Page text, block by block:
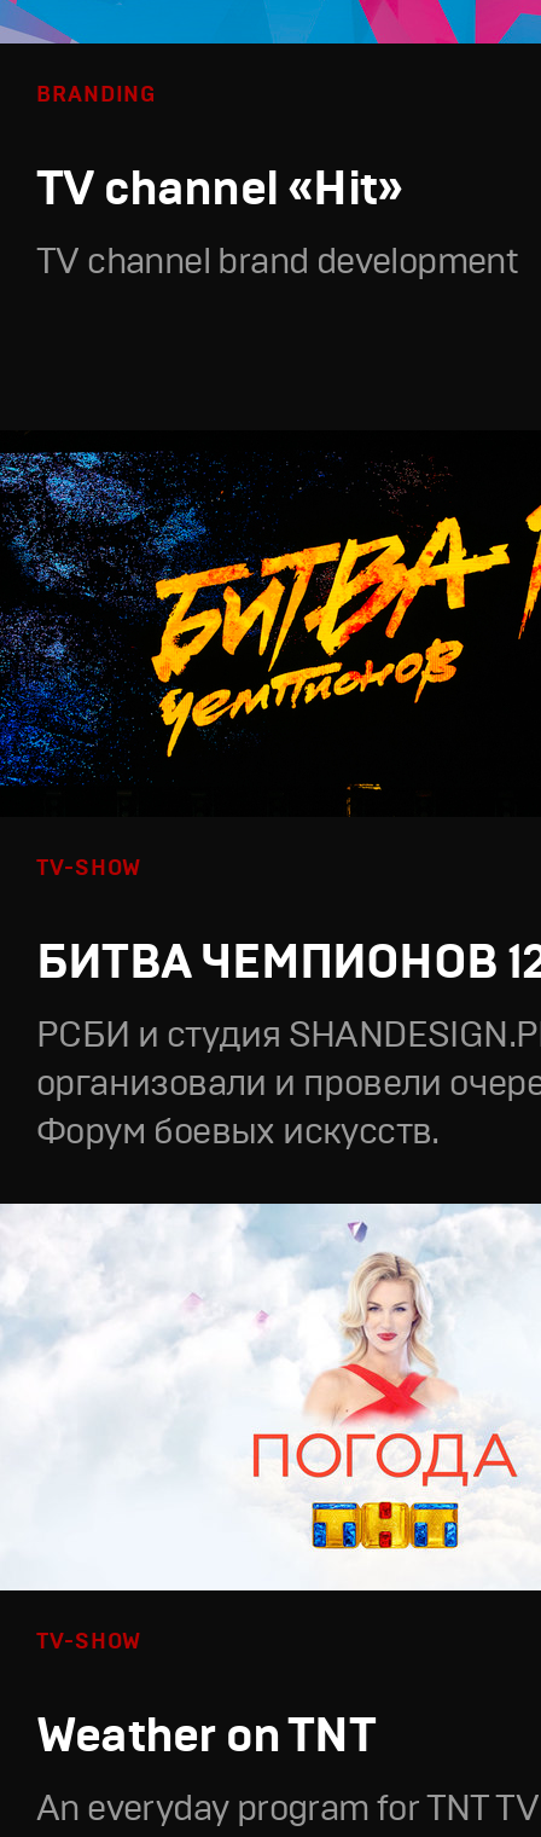
BRANDING
TV channel «Hit»
TV channel brand development
TV-SHOW
БИТВА ЧЕМПИОНОВ
РСБИ и студия
организовали и провели
Форум боевых искусств.
TV-SHOW
Weather on TNT
An everyday program for TNT